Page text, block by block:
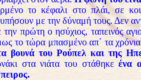
το κέφαλι στο πλάι, σε
με την δύναμή τους. Δεν
την πρώτη ο ησύχιος, ταπεινός
το τώρα μπασμένο απ΄ τα
βουνά του Ρούπελ και της
στα νιάτα του στάθηκεένα